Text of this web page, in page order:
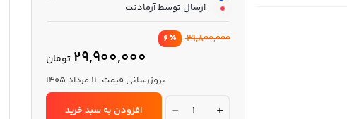
ارسال توسط آرمادنت
٪6 31,800,000
اصلی:
بود.
29,900,000 تومان
فعلی:
29,900,000
بروزرسانی قیمت: 11 مرداد 1405
آمالکپ افزودن به سبد خرید